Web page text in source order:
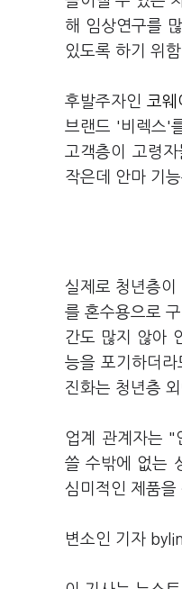
해 임상연구를
있도록 하기 위
후발주자인 코
브랜드 '비렉스'
고객층이 고령
작은데 안마 기
실제로 청년층
를 혼수용으로
간도 많지 않아
능을 포기하더
진화는 청년층
업계 관계자는 "
쓸 수밖에 없는
심미적인 제품을
변소인 기자